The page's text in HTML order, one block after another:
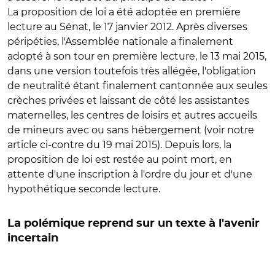
La proposition de loi a été adoptée en première
lecture au Sénat, le 17 janvier 2012. Après diverses
péripéties, l'Assemblée nationale a finalement
adopté à son tour en première lecture, le 13 mai 2015,
dans une version toutefois très allégée, l'obligation
de neutralité étant finalement cantonnée aux seules
crèches privées et laissant de côté les assistantes
maternelles, les centres de loisirs et autres accueils
de mineurs avec ou sans hébergement (voir notre
article ci-contre du 19 mai 2015). Depuis lors, la
proposition de loi est restée au point mort, en
attente d'une inscription à l'ordre du jour et d'une
hypothétique seconde lecture.
La polémique reprend sur un texte à l'avenir
incertain